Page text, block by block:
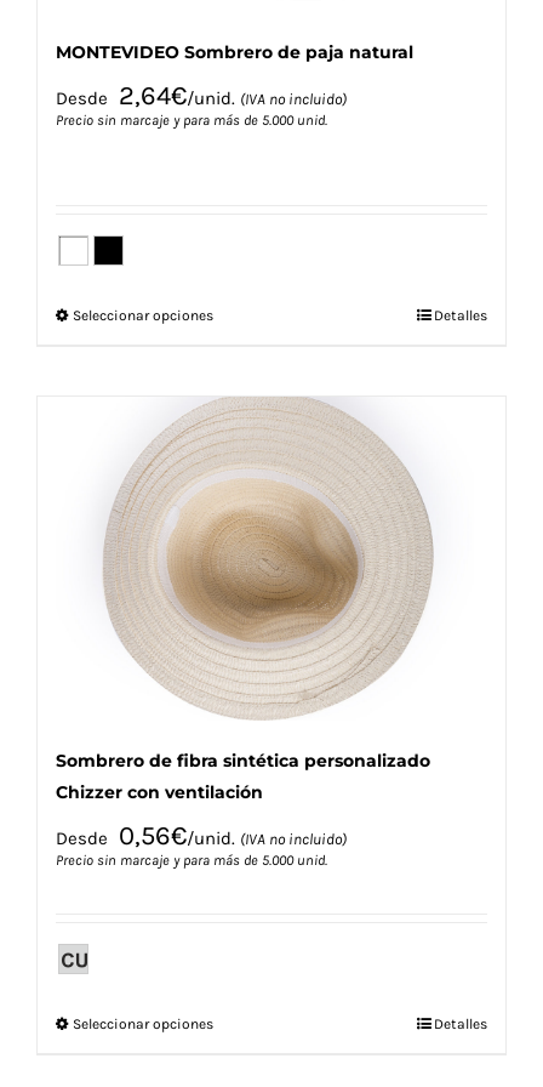
MONTEVIDEO Sombrero de paja natural
Desde 2,64€/unid. (IVA no incluido)
Precio sin marcaje y para más de 5.000 unid.
Seleccionar opcionesEste
múltiples
variantes.
Las
opciones
se
pueden
elegir
en
la
página
de
producto
Detalles
Sombrero de fibra sintética personalizado
Chizzer con ventilación
Desde 0,56€/unid. (IVA no incluido)
Precio sin marcaje y para más de 5.000 unid.
Seleccionar opcionesEste
Detalles